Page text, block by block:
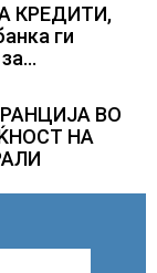
од батерии
КРЕДИТИ,
ги
ВО
НА